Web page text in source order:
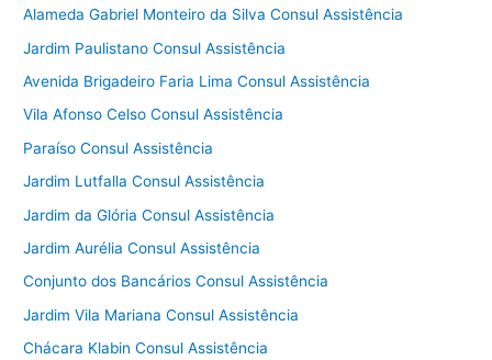
Alameda Gabriel Monteiro da Silva Consul Assistência
Jardim Paulistano Consul Assistência
Avenida Brigadeiro Faria Lima Consul Assistência
Vila Afonso Celso Consul Assistência
Paraíso Consul Assistência
Jardim Lutfalla Consul Assistência
Jardim da Glória Consul Assistência
Jardim Aurélia Consul Assistência
Conjunto dos Bancários Consul Assistência
Jardim Vila Mariana Consul Assistência
Chácara Klabin Consul Assistência